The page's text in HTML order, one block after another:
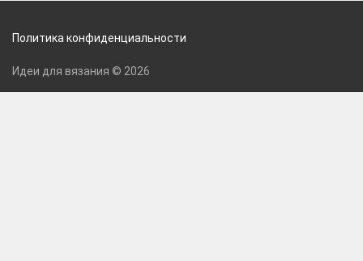
Политика конфиденциальности
Идеи для вязания © 2026